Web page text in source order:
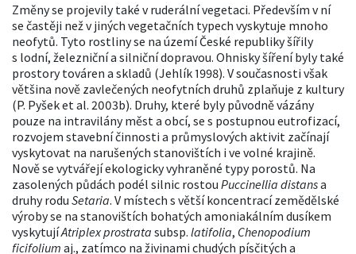
Změny se projevily také v ruderální vegetaci. Především v ní
se častěji než v jiných vegetačních typech vyskytuje mnoho
neofytů. Tyto rostliny se na území České republiky šířily
s lodní, železniční a silniční dopravou. Ohnisky šíření byly také
prostory továren a skladů (Jehlík 1998). V současnosti však
většina nově zavlečených neofytních druhů zplaňuje z kultury
(P. Pyšek et al. 2003b). Druhy, které byly původně vázány
pouze na intravilány měst a obcí, se s postupnou eutrofizací,
rozvojem stavební činnosti a průmyslových aktivit začínají
vyskytovat na narušených stanovištích i ve volné krajině.
Nově se vytvářejí ekologicky vyhraněné typy porostů. Na
zasolených půdách podél silnic rostou Puccinellia distansa
druhy rodu Setaria. V místech s větší koncentrací zemědělské
výroby se na stanovištích bohatých amoniakálním dusíkem
vyskytujíAtriplex prostrata subsp. latifolia, Chenopodium
ficifolium aj., zatímco na živinami chudých písčitých a